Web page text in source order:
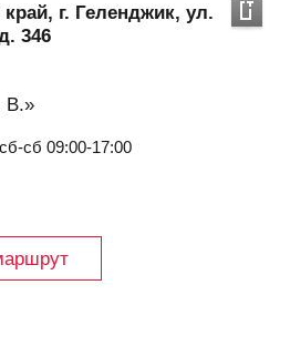
г. Геленджик, ул.
346
В.»
сб 09:00-17:00